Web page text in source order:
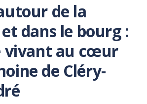
de la
dans le bourg :
vivant au cœur
de Cléry-